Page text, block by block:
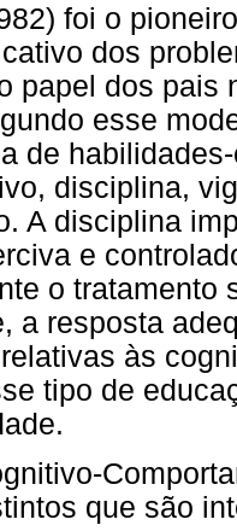
foi o
dos
papel dos pais
esse
de
disciplina,
A disciplina
e
o tratamento
a resposta
às
tipo de
que são